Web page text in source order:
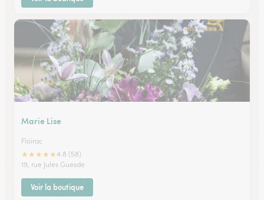
Marie Lise
Floirac
★★★★★4.8 (58)
19, rue Jules Guesde
Voir la boutique